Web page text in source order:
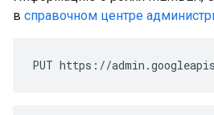
в справочном центре
PUT https://